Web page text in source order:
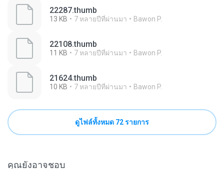
22287.thumb
13 KB 7 หลายปีที่ผ่านมา Bawon P.
22108.thumb
11 KB 7 หลายปีที่ผ่านมา Bawon P.
21624.thumb
10 KB 7 หลายปีที่ผ่านมา Bawon P.
ดูไฟล์ทั้งหมด 72 รายการ
คุณยังอาจชอบ